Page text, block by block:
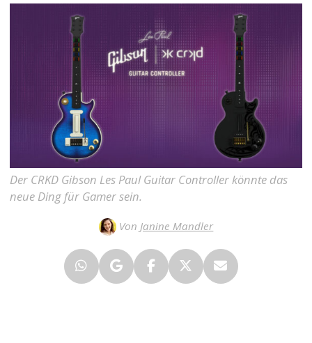
Der CRKD Gibson Les Paul Guitar Controller könnte das
neue Ding für Gamer sein.
Von Janine Mandler